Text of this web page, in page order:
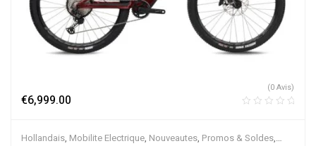
€6,999.00
(0 Avis)
Hollandais, Mobilite Electrique, Nouveautes, Promos & Soldes,